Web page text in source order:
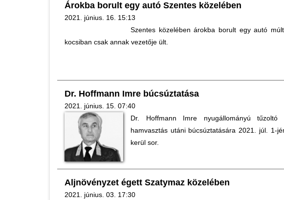
Árokba borult egy autó Szentes közelében
2021. június. 16. 15:13
Szentes közelében árokba borult egy autó
kocsiban csak annak vezetője ült.
Dr. Hoffmann Imre búcsúztatása
2021. június. 15. 07:40
Dr. Hoffmann Imre nyugállományú tűzoltó
hamvasztás utáni búcsúztatására 2021. júl. 1-
kerül sor.
Aljnövényzet égett Szatymaz közelében
2021. június. 03. 17:30